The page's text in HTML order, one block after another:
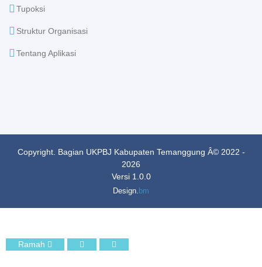
Tupoksi
Struktur Organisasi
Tentang Aplikasi
Ramah
Copyright. Bagian UKPBJ Kabupaten Temanggung Â© 2022 -
2026
Versi 1.0.0
Design. bm